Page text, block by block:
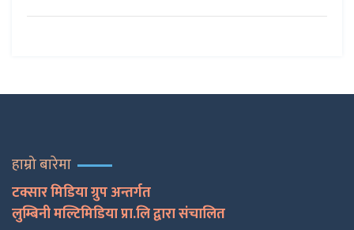
हाम्रो बारेमा
टक्सार मिडिया ग्रुप अन्तर्गत
लुम्बिनी मल्टिमिडिया प्रा.लि द्वारा संचालित